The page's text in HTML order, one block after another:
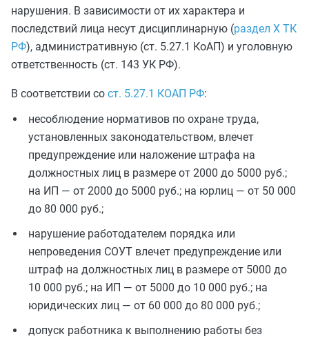
нарушения. В зависимости от их характера и
последствий лица несут дисциплинарную (раздел X ТК
РФ), административную (ст. 5.27.1 КоАП) и уголовную
ответственность (ст. 143 УК РФ).
В соответствии со ст. 5.27.1 КОАП РФ:
несоблюдение нормативов по охране труда,
установленных законодательством, влечет
предупреждение или наложение штрафа на
должностных лиц в размере от 2000 до 5000 руб.;
на ИП — от 2000 до 5000 руб.; на юрлиц — от 50 000
до 80 000 руб.;
нарушение работодателем порядка или
непроведения СОУТ влечет предупреждение или
штраф на должностных лиц в размере от 5000 до
10 000 руб.; на ИП — от 5000 до 10 000 руб.; на
юридических лиц — от 60 000 до 80 000 руб.;
допуск работника к выполнению работы без